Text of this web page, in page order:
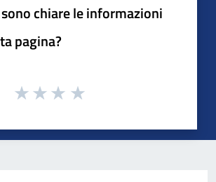
chiare le informazioni
pagina?